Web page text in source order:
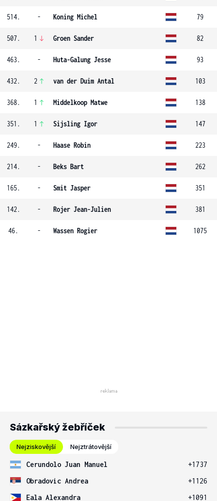
514. - Koning Michel 79
507. 1 Groen Sander 82
463. - Huta-Galung Jesse 93
432. 2 van der Duim Antal 103
368. 1 Middelkoop Matwe 138
351. 1 Sijsling Igor 147
249. - Haase Robin 223
214. - Beks Bart 262
165. - Smit Jasper 351
142. - Rojer Jean-Julien 381
46. - Wassen Rogier 1075
Sázkařský žebříček
Nejziskovější Nejztrátovější
Cerundolo Juan Manuel
+1737
Obradovic Andrea
+1126
Eala Alexandra
+1091